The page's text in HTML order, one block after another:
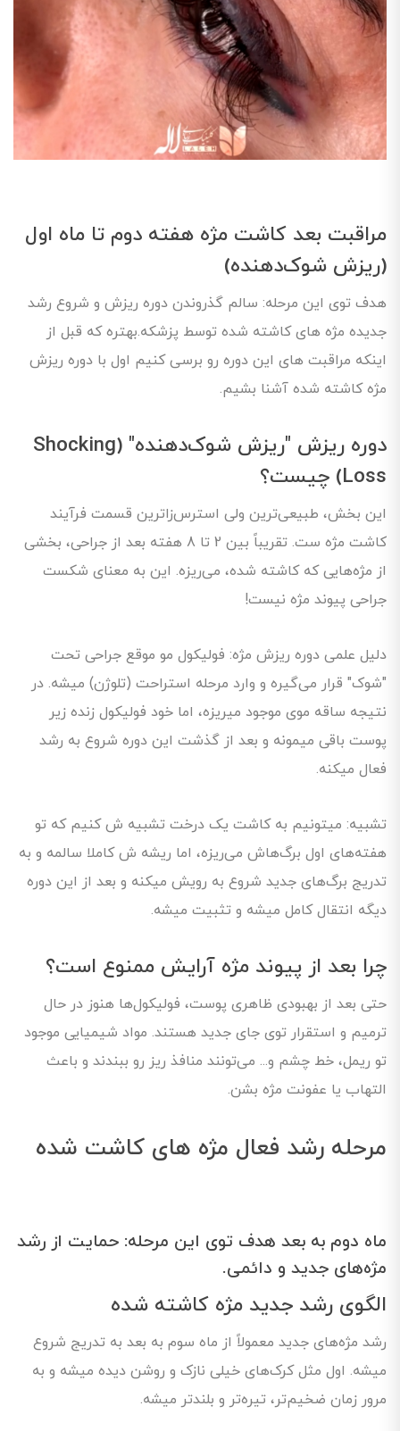
مراقبت بعد کاشت مژه هفته دوم تا ماه اول
(ریزش شوک‌دهنده)
هدف توی این مرحله: سالم گذروندن دوره ریزش و شروع رشد
جدیده مژه های کاشته شده توسط پزشکه.بهتره که قبل از
اینکه مراقبت های این دوره رو برسی کنیم اول با دوره ریزش
مژه کاشته شده آشنا بشیم.
دوره ریزش "ریزش شوک‌دهنده" (Shocking
Loss) چیست؟
این بخش، طبیعی‌ترین ولی استرس‌زاترین قسمت فرآیند
کاشت مژه ست. تقریباً بین 2 تا 8 هفته بعد از جراحی، بخشی
از مژه‌هایی که کاشته شده‌، می‌ریزه. این به معنای شکست
جراحی پیوند مژه نیست!
دلیل علمی دوره ریزش مژه: فولیکول مو موقع جراحی تحت
"شوک" قرار می‌گیره و وارد مرحله استراحت (تلوژن) میشه. در
نتیجه ساقه موی موجود میریزه، اما خود فولیکول زنده زیر
پوست باقی میمونه و بعد از گذشت این دوره شروع به رشد
فعال میکنه.
تشبیه: میتونیم به کاشت یک درخت تشبیه ش کنیم که تو
هفته‌های اول برگ‌هاش می‌ریزه، اما ریشه ش کاملا سالمه و به
تدریج برگ‌های جدید شروع به رویش میکنه و بعد از این دوره
دیگه انتقال کامل میشه و تثبیت میشه.
چرا بعد از پیوند مژه آرایش ممنوع است؟
حتی بعد از بهبودی ظاهری پوست، فولیکول‌ها هنوز در حال
ترمیم و استقرار توی جای جدید هستند. مواد شیمیایی موجود
تو ریمل، خط چشم و... می‌تونند منافذ ریز رو ببندند و باعث
التهاب یا عفونت مژه بشن.
مرحله رشد فعال مژه های کاشت شده
ماه دوم به بعد هدف توی این مرحله: حمایت از رشد
مژه‌های جدید و دائمی.
الگوی رشد جدید مژه کاشته شده
رشد مژه‌های جدید معمولاً از ماه سوم به بعد به تدریج شروع
میشه. اول مثل کرک‌های خیلی نازک و روشن دیده میشه و به
مرور زمان ضخیم‌تر، تیره‌تر و بلندتر میشه.